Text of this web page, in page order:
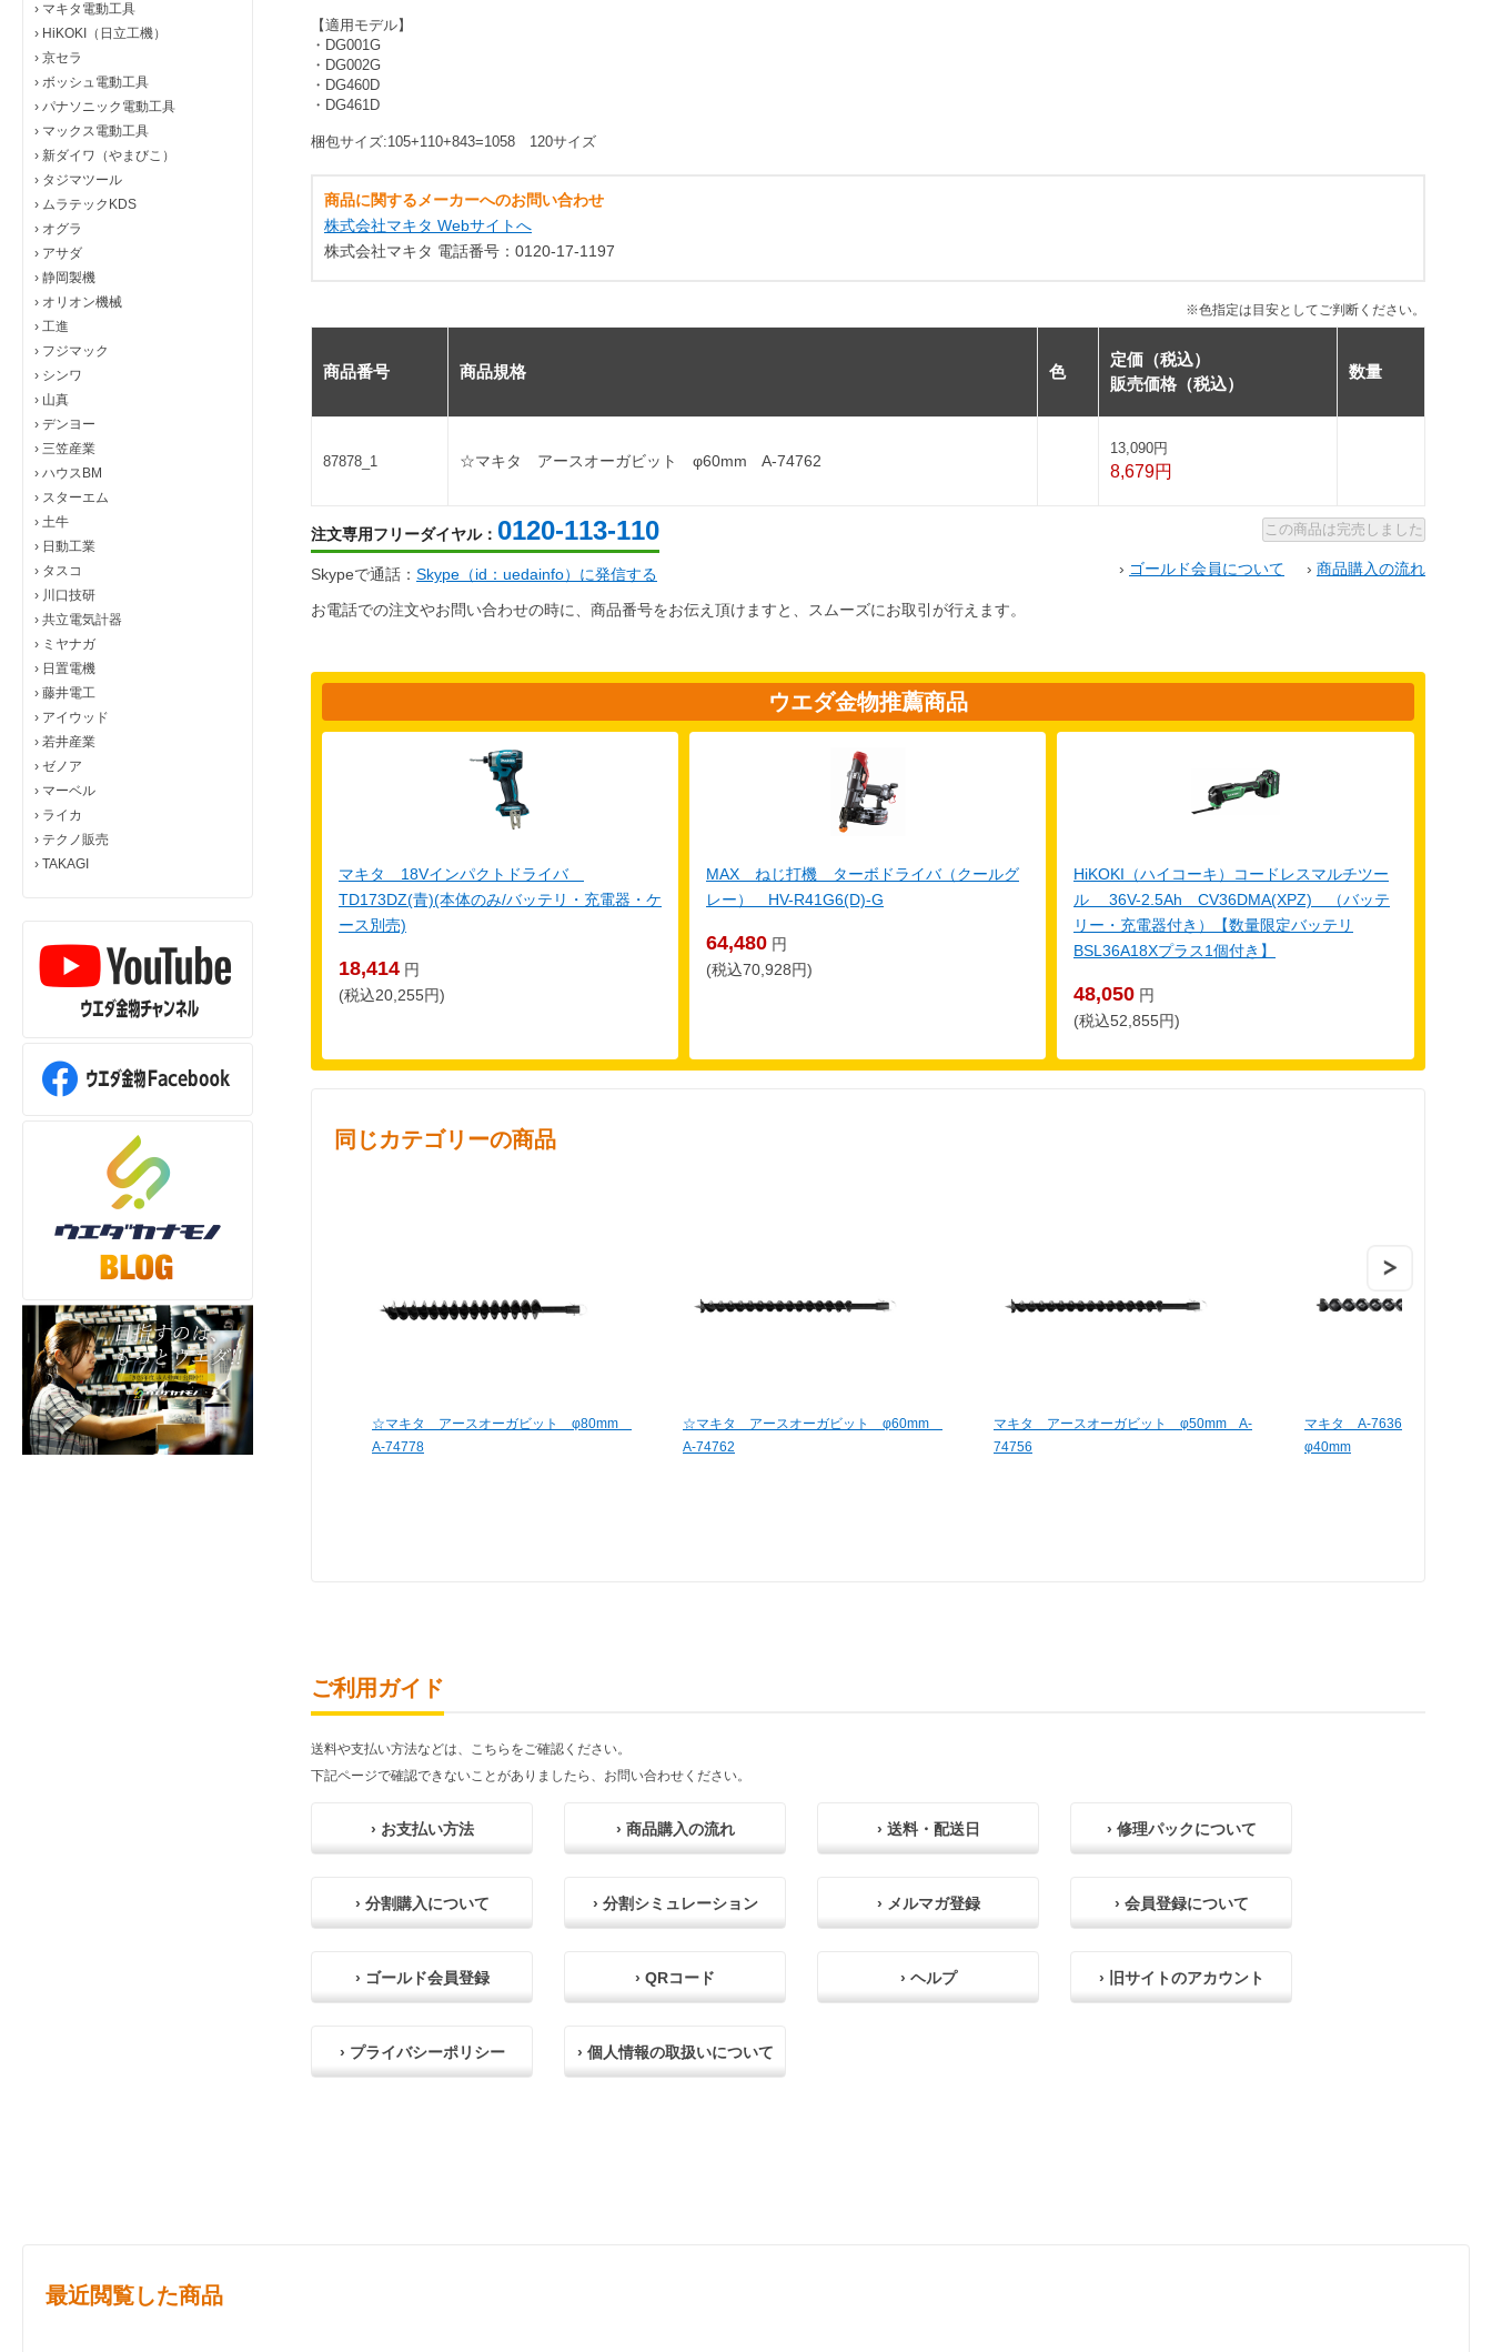
› マキタ電動工具
› HiKOKI（日立工機）
› 京セラ
› ボッシュ電動工具
› パナソニック電動工具
› マックス電動工具
› 新ダイワ（やまびこ）
› タジマツール
› ムラテックKDS
› オグラ
› アサダ
› 静岡製機
› オリオン機械
› 工進
› フジマック
› シンワ
› 山真
› デンヨー
› 三笠産業
› ハウスBM
› スターエム
› 土牛
› 日動工業
› タスコ
› 川口技研
› 共立電気計器
› ミヤナガ
› 日置電機
› 藤井電工
› アイウッド
› 若井産業
› ゼノア
› マーベル
› ライカ
› テクノ販売
› TAKAGI
【適用モデル】
・DG001G
・DG002G
・DG460D
・DG461D
梱包サイズ:105+110+843=1058 120サイズ
商品に関するメーカーへのお問い合わせ
株式会社マキタ Webサイトへ
株式会社マキタ 電話番号：0120-17-1197
※色指定は目安としてご判断ください。
商品番号 商品規格 色
定価（税込）
販売価格（税込）
数量
87878_1 ☆マキタ アースオーガビット φ60mm A-74762
13,090円
8,679円
› ゴールド会員について › 商品購入の流れ
注文専用フリーダイヤル： 0120-113-110
Skypeで通話： Skype（id：uedainfo）に発信する
お電話での注文やお問い合わせの時に、商品番号をお伝え頂けますと、スムーズにお取引が行えます。
ウエダ金物推薦商品
マキタ 18Vインパクトドライバ
TD173DZ(青)(本体のみ/バッテリ・充電器・ケ
ース別売)
18,414 円
(税込20,255円)
MAX ねじ打機 ターボドライバ（クールグ
レー） HV-R41G6(D)-G
64,480 円
(税込70,928円)
HiKOKI（ハイコーキ）コードレスマルチツー
ル 36V-2.5Ah CV36DMA(XPZ) （バッテ
リー・充電器付き）【数量限定バッテリ
BSL36A18Xプラス1個付き】
48,050 円
(税込52,855円)
同じカテゴリーの商品
☆マキタ アースオーガビット φ80mm
A-74778
☆マキタ アースオーガビット φ60mm
A-74762
マキタ アースオーガビット φ50mm A-
74756
マキタ A-76364 アースオ
φ40mm
ご利用ガイド
送料や支払い方法などは、こちらをご確認ください。
下記ページで確認できないことがありましたら、お問い合わせください。
› お支払い方法 › 商品購入の流れ › 送料・配送日 › 修理パックについて
› 分割購入について › 分割シミュレーション › メルマガ登録 › 会員登録について
› ゴールド会員登録 › QRコード › ヘルプ › 旧サイトのアカウント
› プライバシーポリシー › 個人情報の取扱いについて
最近閲覧した商品